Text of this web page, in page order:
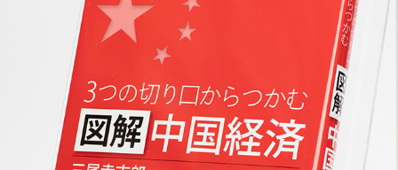
3つの切り口からつかむ 図解中国経済